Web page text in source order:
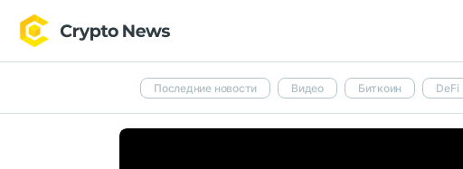
Последние новости Видео Биткоин DeFi